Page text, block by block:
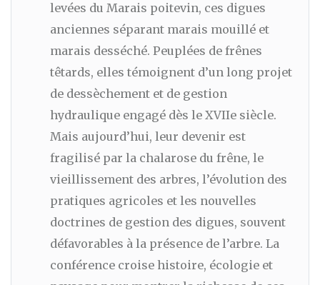
levées du Marais poitevin, ces digues
anciennes séparant marais mouillé et
marais desséché. Peuplées de frênes
têtards, elles témoignent d’un long projet
de dessèchement et de gestion
hydraulique engagé dès le XVIIe siècle.
Mais aujourd’hui, leur devenir est
fragilisé par la chalarose du frêne, le
vieillissement des arbres, l’évolution des
pratiques agricoles et les nouvelles
doctrines de gestion des digues, souvent
défavorables à la présence de l’arbre. La
conférence croise histoire, écologie et